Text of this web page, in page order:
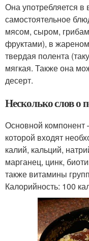
Она употребляется в
самостоятельное
мясом, сыром,
фруктами), в
твердая полента
мягкая. Также она
десерт.
Несколько слов о
Основной компонент
которой входят
калий, кальций,
марганец, цинк,
также витамины
Калорийность: 100